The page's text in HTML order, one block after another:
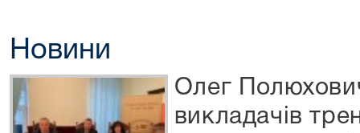
Новини
Олег
викладачів